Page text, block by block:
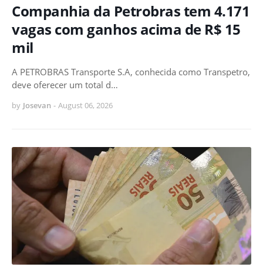
Companhia da Petrobras tem 4.171
vagas com ganhos acima de R$ 15
mil
A PETROBRAS Transporte S.A, conhecida como Transpetro,
deve oferecer um total d…
by Josevan - August 06, 2026